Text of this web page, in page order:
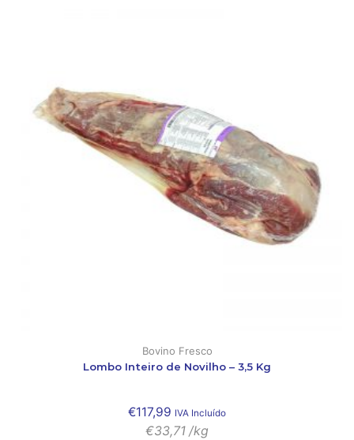
Bovino Fresco
Lombo Inteiro de Novilho – 3,5 Kg
€117,99 IVA Incluído
€33,71 /kg